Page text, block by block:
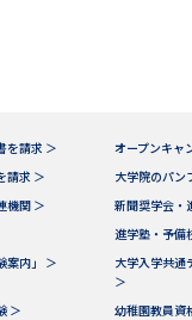
を請求 ＞
オープンキャ
請求 ＞
大学院のパン
機関 ＞
新聞奨学会・
進学塾・予備
案内」 ＞
大学入学共通
＞
＞
幼稚園教員資